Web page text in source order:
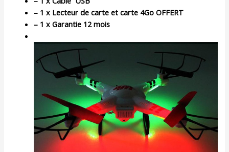
– 1 x Lecteur de carte et carte 4Go OFFERT
– 1 x Garantie 12 mois